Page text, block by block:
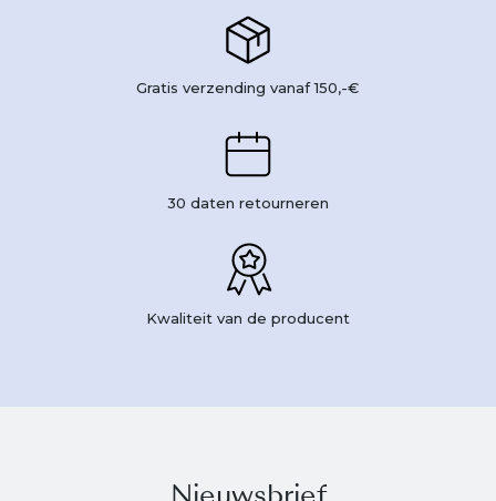
Gratis verzending vanaf 150,-€
30 daten retourneren
Kwaliteit van de producent